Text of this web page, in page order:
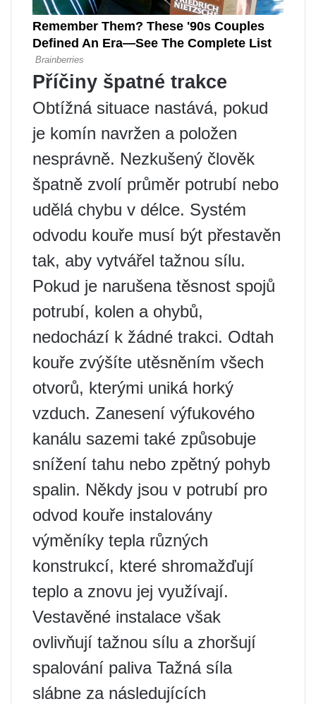
Příčiny špatné trakce
Obtížná situace nastává, pokud
je komín navržen a položen
nesprávně. Nezkušený člověk
špatně zvolí průměr potrubí nebo
udělá chybu v délce. Systém
odvodu kouře musí být přestavěn
tak, aby vytvářel tažnou sílu.
Pokud je narušena těsnost spojů
potrubí, kolen a ohybů,
nedochází k žádné trakci. Odtah
kouře zvýšíte utěsněním všech
otvorů, kterými uniká horký
vzduch. Zanesení výfukového
kanálu sazemi také způsobuje
snížení tahu nebo zpětný pohyb
spalin. Někdy jsou v potrubí pro
odvod kouře instalovány
výměníky tepla různých
konstrukcí, které shromažďují
teplo a znovu jej využívají.
Vestavěné instalace však
ovlivňují tažnou sílu a zhoršují
spalování paliva Tažná síla
slábne za následujících